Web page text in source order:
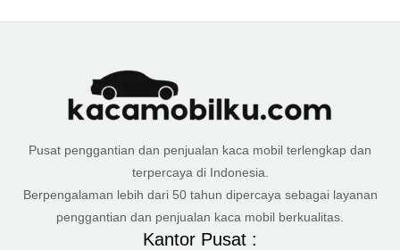
Pusat penggantian dan penjualan kaca mobil terlengkap dan
terpercaya di Indonesia.
Berpengalaman lebih dari 50 tahun dipercaya sebagai layanan
penggantian dan penjualan kaca mobil berkualitas.
Kantor Pusat :